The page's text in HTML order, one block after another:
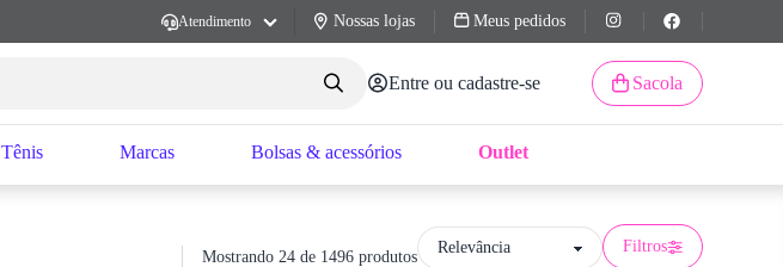
Atendimento Nossas lojas Meus pedidos
Entre ou cadastre-se Sacola
Tênis Marcas Bolsas & acessórios Outlet
Mostrando 24 de 1496 produtos
Filtros